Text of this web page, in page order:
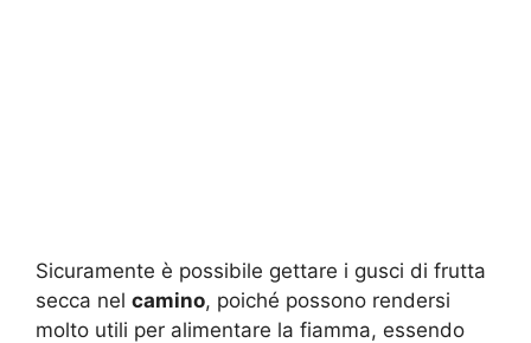
Sicuramente è possibile gettare i gusci di frutta
secca nel camino, poiché possono rendersi
molto utili per alimentare la fiamma, essendo